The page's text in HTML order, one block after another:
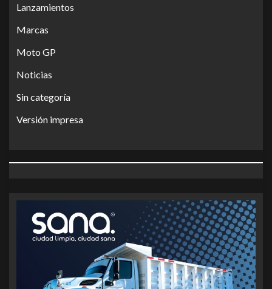
Lanzamientos
Marcas
Moto GP
Noticias
Sin categoría
Versión impresa